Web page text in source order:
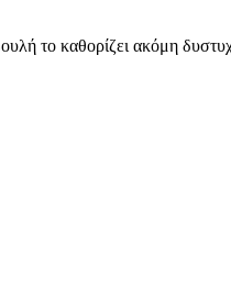
το καθορίζει ακόμη